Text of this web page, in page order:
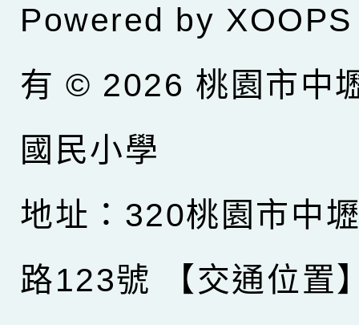
Powered by XOOPS
有 © 2026 桃園市中
國民小學
地址：320桃園市中
路123號
【交通位置